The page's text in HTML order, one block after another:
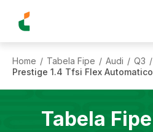
Home / Tabela Fipe / Audi / Q3 /
Prestige 1.4 Tfsi Flex Automatico
Tabela Fipe